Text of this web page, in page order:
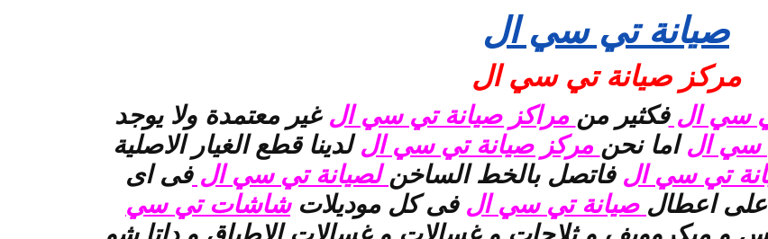
صيانة تي سي ال
مركز صيانة تي سي ال
سي الفكثير من مراكز صيانة تي سي ال غير معتمدة ولا يوجد
سي ال اما نحن مركز صيانة تي سي ال لدينا قطع الغيار الاصلية
تي سي ال فاتصل بالخط الساخن لصيانة تي سي الفى اى
اعطال صيانة تي سي ال فى كل موديلاتشاشات تي سي